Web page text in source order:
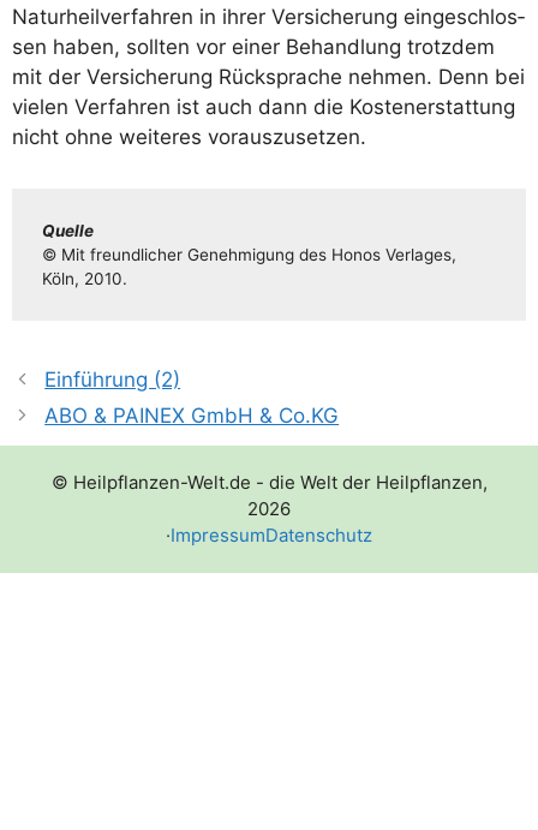
Natur­heil­ver­fah­ren in ihrer Ver­si­che­rung ein­ge­schlos­
sen haben, soll­ten vor einer Behand­lung trotz­dem
mit der Ver­si­che­rung Rück­spra­che neh­men. Denn bei
vie­len Ver­fah­ren ist auch dann die Kos­ten­er­stat­tung
nicht ohne wei­te­res vorauszusetzen.
Quel­le
© Mit freund­li­cher Geneh­mi­gung des Honos Ver­la­ges,
Köln, 2010.
Einführung (2)
ABO & PAINEX GmbH & Co.KG
© Heilpflanzen-Welt.de - die Welt der Heilpflanzen,
2026
·ImpressumDatenschutz